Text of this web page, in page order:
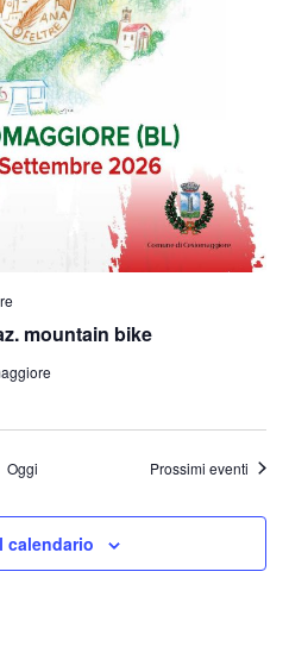
mountain bike
Oggi Prossimi eventi
calendario